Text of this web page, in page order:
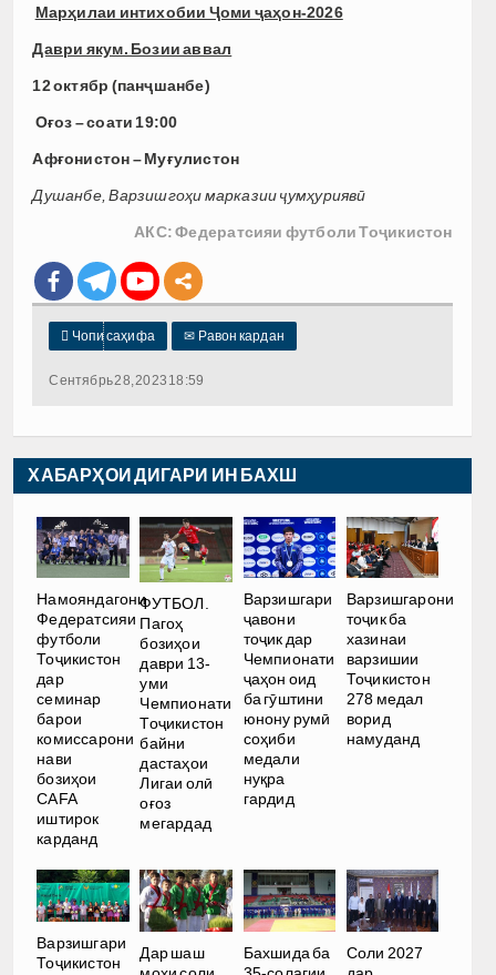
Марҳилаи интихобии Ҷоми ҷаҳон-2026
Даври якум. Бозии аввал
12 октябр (панҷшанбе)
Оғоз – соати 19:00
Афғонистон –Муғулистон
Душанбе, Варзишгоҳи марказии ҷумҳуриявӣ
АКС: Федератсияи футболи Тоҷикистон
 Чопи саҳифа ✉ Равон кардан
Сентябрь 28, 2023 18:59
ХАБАРҲОИ ДИГАРИ ИН БАХШ
Намояндагони
Федератсияи
футболи
Тоҷикистон
дар
семинар
барои
комиссарони
нави
бозиҳои
CAFA
иштирок
карданд
ФУТБОЛ.
Пагоҳ
бозиҳои
даври 13-
уми
Чемпионати
Тоҷикистон
байни
дастаҳои
Лигаи олӣ
оғоз
мегардад
Варзишгари
ҷавони
тоҷик дар
Чемпионати
ҷаҳон оид
ба гӯштини
юнону румӣ
соҳиби
медали
нуқра
гардид
Варзишгарони
тоҷик ба
хазинаи
варзишии
Тоҷикистон
278 медал
ворид
намуданд
Варзишгари
Тоҷикистон
Дар шаш
Бахшида ба
Соли 2027